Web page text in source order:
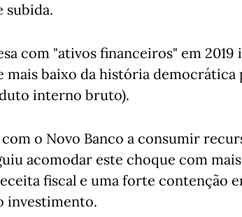
subida.
com "ativos financeiros" em
mais baixo da história democrática
interno bruto).
com o Novo Banco a consumir
acomodar este choque com
fiscal e uma forte contenção
investimento.